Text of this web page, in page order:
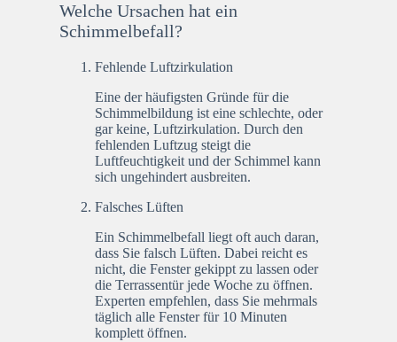
Welche Ursachen hat ein
Schimmelbefall?
Fehlende Luftzirkulation
Eine der häufigsten Gründe für die
Schimmelbildung ist eine schlechte, oder
gar keine, Luftzirkulation. Durch den
fehlenden Luftzug steigt die
Luftfeuchtigkeit und der Schimmel kann
sich ungehindert ausbreiten.
Falsches Lüften
Ein Schimmelbefall liegt oft auch daran,
dass Sie falsch Lüften. Dabei reicht es
nicht, die Fenster gekippt zu lassen oder
die Terrassentür jede Woche zu öffnen.
Experten empfehlen, dass Sie mehrmals
täglich alle Fenster für 10 Minuten
komplett öffnen.